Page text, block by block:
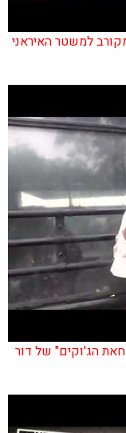
למשטר האיראני
הג'וקים" של דור